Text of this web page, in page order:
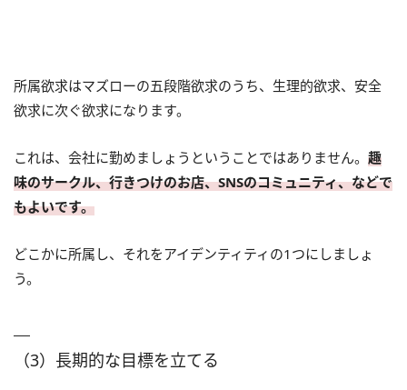
所属欲求はマズローの五段階欲求のうち、生理的欲求、安全
欲求に次ぐ欲求になります。
これは、会社に勤めましょうということではありません。 趣
味のサークル、行きつけのお店、SNSのコミュニティ、などで
もよいです。
どこかに所属し、それをアイデンティティの1つにしましょ
う。
（3）長期的な目標を立てる